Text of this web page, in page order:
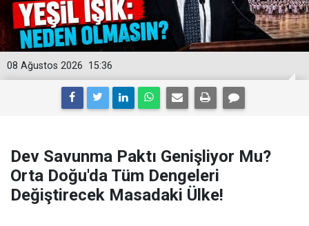
15:36
08 Ağustos 2026
Dev Savunma Paktı Genişliyor Mu?
Orta Doğu'da Tüm Dengeleri
Değiştirecek Masadaki Ülke!